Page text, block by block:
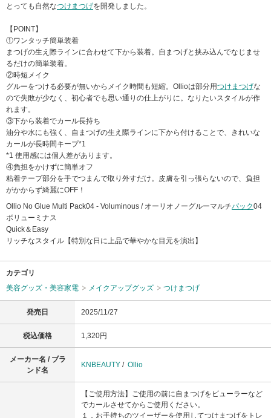
とっても自然なつけまつげを開発しました。
【POINT】
①ワンタッチ簡単装着
まつげの生え際ラインに合わせて下から装着。自まつげと挟み込んでなじませ
るだけの簡単装着。
②時短メイク
グルーをつける必要が無いからメイク時間も短縮。Ollioは部分用つけまつげな
ので失敗が少なく、初心者でも思い通りの仕上がりに。なりたいスタイルが作
れます。
③下から装着でカール長持ち
油分や水にも強く、自まつげの生え際ラインに下から付けることで、きれいな
カールが長時間キープ*1
*1 使用感には個人差があります。
④負担をかけずに簡単オフ
粘着テープ部分を手でつまんで取り外すだけ。皮膚を引っ張らないので、負担
がかからず綺麗にOFF！
Ollio No Glue Multi Pack04 - Voluminous / オーリオノーグルーマルチパック04
ボリューミナス
Quick＆Easy
リッチなスタイル【特別な日に上品で華やかな目元を演出】
カテゴリ
美容グッズ・美容家電
メイクアップグッズ つけまつげ
発売日 2025/11/27
税込価格 1,320円
メーカー名 / ブラ
ンド名
KNBEAUTY / Ollio
【ご使用方法】ご使用の前に自まつげをビューラーなど
でカールさせてからご使用ください。
１．お手持ちのツイーザーを使用してつけまつげをトレ